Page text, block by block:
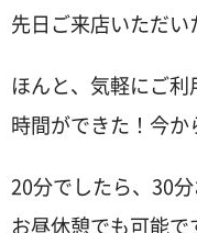
先日ご来店いただ
ほんと、気軽にご
時間ができた！今
20分でしたら、30
お昼休憩でも可能で